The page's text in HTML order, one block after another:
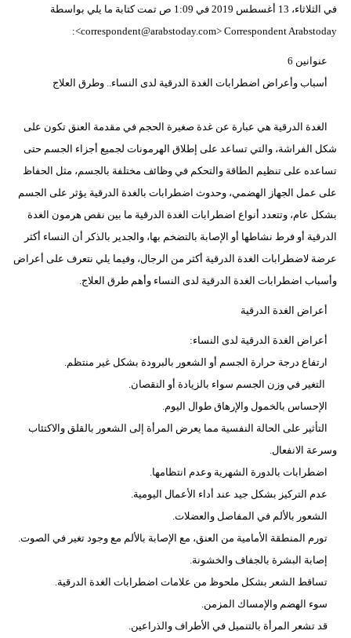
‫في الثلاثاء، 13 أغسطس 2019 في 1:09 ص تمت كتابة ما يلي بواسطة
‪Correspondent Arabstoday‬‏ <‪correspondent@arabstoday.com‬‏>:‬
عنوانين 6
أسباب وأعراض اضطرابات الغدة الدرقية لدى النساء.. وطرق العلاج
الغدة الدرقية هي عبارة عن غدة صغيرة الحجم في مقدمة العنق تكون على
شكل الفراشة، والتي تساعد على إطلاق الهرمونات لجميع أجزاء الجسم حتى
تساعده على تنظيم الطاقة والتحكم في وظائف مختلفة بالجسم، مثل الحفاظ
على عمل الجهاز الهضمي، وحدوث اضطرابات بالغدة الدرقية يؤثر على الجسم
بشكل عام، وتتعدد أنواع اضطرابات الغدة الدرقية ما بين نقص هرمون الغدة
الدرقية أو فرط نشاطها أو الإصابة بالتضخم بها، والجدير بالذكر أن النساء أكثر
عرضة لاضطرابات الغدة الدرقية أكثر من الرجال، وفيما يلي نتعرف على أعراض
وأسباب اضطرابات الغدة الدرقية لدى النساء وأهم طرق العلاج.
أعراض الغدة الدرقية
أعراض الغدة الدرقية لدى النساء:
ارتفاع درجة حرارة الجسم أو الشعور بالبرودة بشكل غير منتظم.
التغير في وزن الجسم سواء بالزيادة أو النقصان.
الإحساس بالخمول والإرهاق طوال اليوم.
التأثير على الحالة النفسية مما يعرض المرأة إلى الشعور بالقلق والاكتئاب
وسرعة الانفعال.
اضطرابات بالدورة الشهرية وعدم انتظامها.
عدم التركيز بشكل جيد عند أداء الأعمال اليومية.
الشعور بالألم في المفاصل والعضلات.
تورم المنطقة الأمامية من العنق، مع الإصابة بالألم مع وجود تغير في الصوت.
إصابة البشرة بالجفاف والخشونة.
تساقط الشعر بشكل ملحوظ من علامات اضطرابات الغدة الدرقية.
سوء الهضم والإمساك المزمن.
قد تشعر المرأة بالتنميل في الأطراف والذراعين.